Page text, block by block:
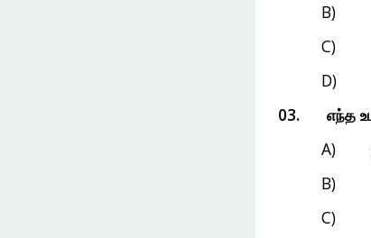
B)
C)
D)
03.
எந்த
A)
B)
C)